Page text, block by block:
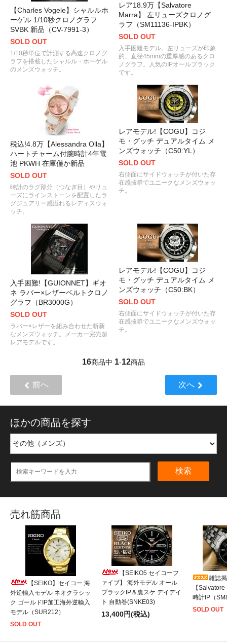
【Charles Vogele】シャルルホ
ーゲル 1/10秒クロノグラフ
SVBK 新品（CV-7991-3）
SOLD OUT
1/10秒単位で計測する高速クロノグ
ラフを搭載したシャルル・ホーゲル
のメンズウォッチ。
レア18.9万【Salvatore
Marra】 左リューズクロノグ
ラフ（SM11136-IPBK）
SOLD OUT
入手困難モデル。左リューズが印象
的、直径45mmの重厚感のあるクロ
ノグラフ。人気のIPオールブラック
です。
税込!4.8万【Alessandra Olla】
ハートチャーム付腕時計4年電
池 PKWH 在庫僅か新品
SOLD OUT
時計のラグ部分（つなぎ目）やリュ
ーズにラインストーンを配置したラ
グジュアリー感溢れるレディスウォ
ッチ。
レアモデル!【COGU】コジ
モ・グッチ デュアルタイム メ
ンズウォッチ（C50:YL）
SOLD OUT
右側面にサイドウォッチが付いた存
在感抜群でユニークなメンズウォッ
チ。
入手困難!【GUIONNET】ギオ
ネ ラバー×レザーベルトクロノ
グラフ（BR3000G）
SOLD OUT
ラバー×レザーを組み合わせた斬新
なメンズウォッチ。メーカー完売超
レアモデルです。
レアモデル!【COGU】コジ
モ・グッチ デュアルタイム メ
ンズウォッチ（C50:BK）
SOLD OUT
右側面にサイドウォッチが付いた存
在感抜群でユニークなメンズウォッ
チ。
16商品中 1-12商品
前へ 次へ
ほかの商品を探す
検索
売れ筋商品
【SEIKO】セイコー 海
外逆輸入モデル ネオクラシッ
ク ゴールドIP加工海外逆輸入
モデル（SUR212）
SOLD OUT
【SEIKO5 セイコーフ
ァイブ】 海外モデル オール
ブラックIP＆裏スケ デイデイ
ト 自動巻(SNKE03)
13,400円(税込)
雑誌
【
時計IP（
SOLD OUT